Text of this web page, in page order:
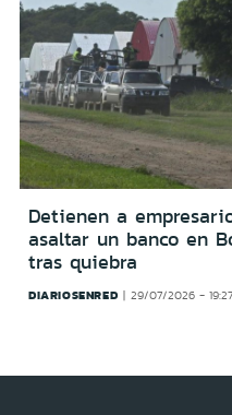
Detienen a
asaltar un banco en
tras quiebra
DIARIOSENRED 29/07/2026 -